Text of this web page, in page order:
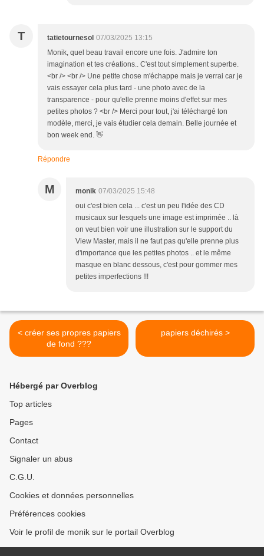
T tatietournesol 07/03/2025 13:15
Monik, quel beau travail encore une fois. J'admire ton
imagination et tes créations.. C'est tout simplement superbe.
<br /> <br /> Une petite chose m'échappe mais je verrai car je
vais essayer cela plus tard - une photo avec de la
transparence - pour qu'elle prenne moins d'effet sur mes
petites photos ? <br /> Merci pour tout, j'ai téléchargé ton
modèle, merci, je vais étudier cela demain. Belle journée et
bon week end. 👋
Répondre
M monik 07/03/2025 15:48
oui c'est bien cela ... c'est un peu l'idée des CD
musicaux sur lesquels une image est imprimée .. là
on veut bien voir une illustration sur le support du
View Master, mais il ne faut pas qu'elle prenne plus
d'importance que les petites photos .. et le même
masque en blanc dessous, c'est pour gommer mes
petites imperfections !!!
< créer ses propres papiers
de fond ???
papiers déchirés >
Hébergé par Overblog
Top articles
Pages
Contact
Signaler un abus
C.G.U.
Cookies et données personnelles
Préférences cookies
Voir le profil de monik sur le portail Overblog